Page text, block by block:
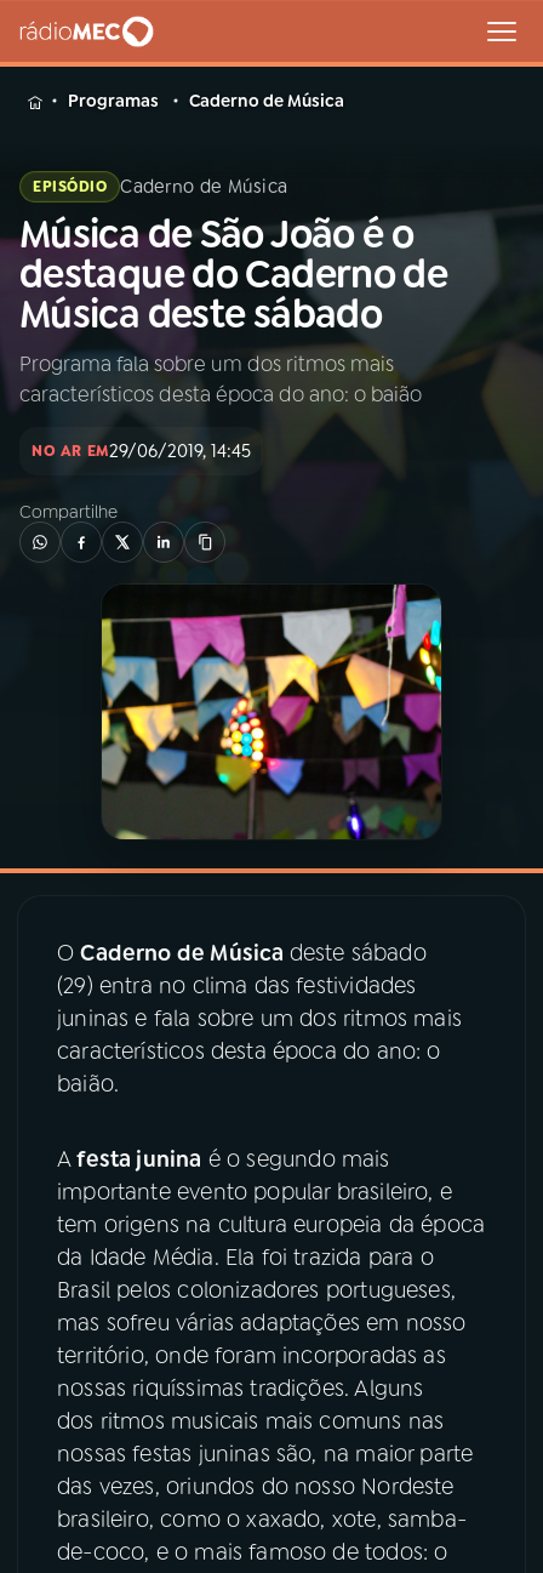
MENU
Buscar
na
Rádio
MEC
Buscar
Início AO VIVO
INÍCIO
02A RÁDIO
PROGRAMAÇÃO
PROGRAMAS
PODCASTS
VIDEOCASTS
08
ACOMPANHE A RÁDIO MEC
Instagram X
TikTok
Programas Caderno de Música
EPISÓDIO Caderno de Música
Música de São João é o
destaque do Caderno de
Música deste sábado
Programa fala sobre um dos ritmos mais
característicos desta época do ano: o baião
NO AR EM29/06/2019, 14:45
Compartilhe
OCaderno de Música deste sábado
(29) entra no clima das festividades
juninas e fala sobre um dos ritmos mais
característicos desta época do ano: o
baião.
Afesta junina é o segundo mais
importante evento popular brasileiro, e
tem origens na cultura europeia da época
da Idade Média. Ela foi trazida para o
Brasil pelos colonizadores portugueses,
mas sofreu várias adaptações em nosso
território, onde foram incorporadas as
nossas riquíssimas tradições. Alguns
dos ritmos musicais mais comuns nas
nossas festas juninas são, na maior parte
das vezes, oriundos do nosso Nordeste
brasileiro, como o xaxado, xote, samba-
de-coco, e o mais famoso de todos: o